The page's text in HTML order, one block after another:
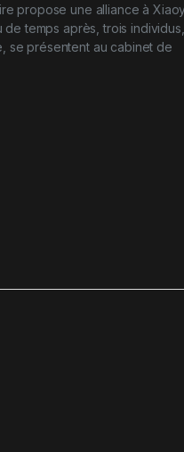
propose une alliance à
temps après, trois
se présentent au cabinet de